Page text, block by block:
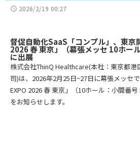
access_time 2026/2/19 00:27
督促自動化SaaS「コンプル」、東京
2026 春 東京」（幕張メッセ 10ホー
に出展
株式会社ThinQ Healthcare(本社：東京都港
司)は、2026年2月25日~27日に幕張メッセ
EXPO 2026 春 東京」（10ホール：小間番
をお知らせします。